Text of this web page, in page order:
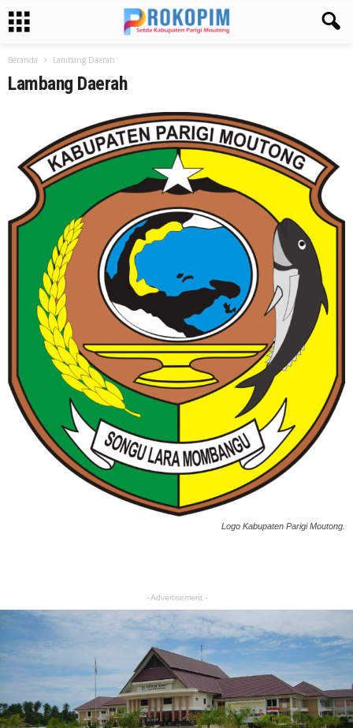
Beranda Lambang Daerah
Lambang Daerah
Logo Kabupaten Parigi Moutong.
- Advertisement -